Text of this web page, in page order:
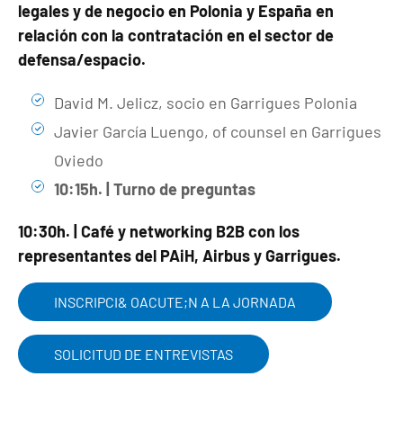
legales y de negocio en Polonia y España en
relación con la contratación en el sector de
defensa/espacio.
David M. Jelicz, socio en Garrigues Polonia
Javier García Luengo, of counsel en Garrigues
Oviedo
10:15h. | Turno de preguntas
10:30h. | Café y networking B2B con los
representantes del PAiH, Airbus y Garrigues.
INSCRIPCI& OACUTE;N A LA JORNADA
SOLICITUD DE ENTREVISTAS